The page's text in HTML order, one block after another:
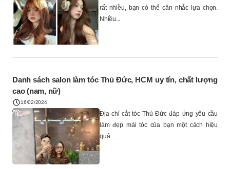
rất nhiều, bạn có thể cân nhắc lựa chọn.
Nhiều...
Danh sách salon làm tóc Thủ Đức, HCM uy tín, chất lượng
cao (nam, nữ)
16/02/2024
Địa chỉ cắt tóc Thủ Đức đáp ứng yêu cầu
làm đẹp mái tóc của bạn một cách hiệu
quả....